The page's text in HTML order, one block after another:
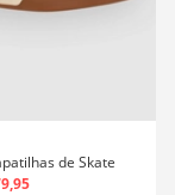
de Skate